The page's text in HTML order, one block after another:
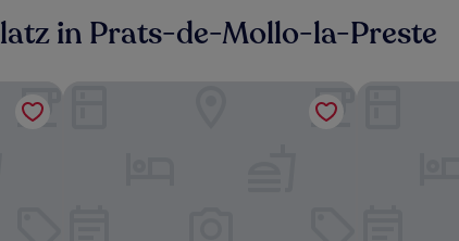
in Prats-de-Mollo-la-Preste
Mollo la Preste